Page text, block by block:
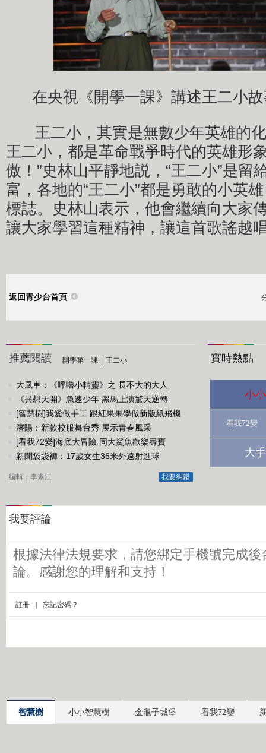
在央視《開學一課》講述王二小
王二小，其實是無數少年英雄的化
王二小，都是革命戰爭時代的英雄形
傲！”史林山平靜地説，“王二小”是留
富，各地的“王二小”都是勇敢的小英
標誌。史林山表示，他會繼續向大家
讓大家學習這種精神，讓這首歌謠越
返回青少台首頁
推薦閱讀 開學第一課 | 王二小
大風車：《呼嚕小精靈》之 長不大的大人
《異想天開》急速少年 黑馬上演驚天逆轉
[智慧樹]我愛做手工 跟紅果果學做新版紙飛機
瀋陽：新款校服舞台秀 展示青春風采
[看我72變]海底大冒險 同大鯊魚歡樂尋寶
新聞袋袋褲：17歲女生36米外遠射進球
我要糾錯
編輯：李素江
實時熱點
小
看我72變
大
智慧樹 小小智慧樹 金龜子城堡 看我72變